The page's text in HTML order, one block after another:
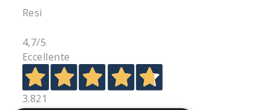
Resi
4,7/5
Eccellente
3.821